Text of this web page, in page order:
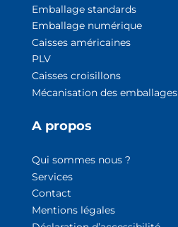
Emballage standards
Emballage numérique
Caisses américaines
PLV
Caisses croisillons
Mécanisation des emballages
A propos
Qui sommes nous ?
Services
Contact
Mentions légales